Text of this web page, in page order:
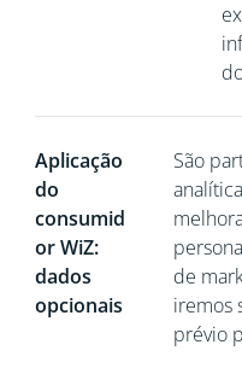
Aplicação
do
consumid
or WiZ:
dados
opcionais
São
de
iremos
prévio